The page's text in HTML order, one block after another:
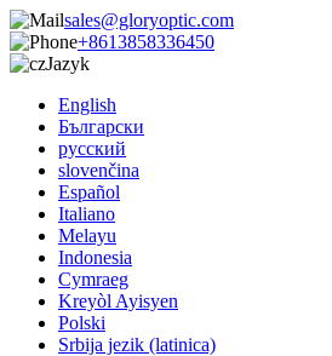
sales@gloryoptic.com
+8613858336450
Jazyk
English
Български
русский
slovenčina
Español
Italiano
Melayu
Indonesia
Cymraeg
Kreyòl Ayisyen
Polski
Srbija jezik (latinica)